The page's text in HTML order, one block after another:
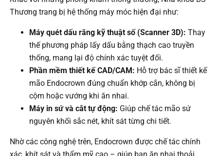
Thương trang bị hệ thống máy móc hiện đại như:
Máy quét dấu răng kỹ thuật số (Scanner 3D): Thay
thế phương pháp lấy dấu bằng thạch cao truyền
thống, mang lại độ chính xác tuyệt đối.
Phần mềm thiết kế CAD/CAM: Hỗ trợ bác sĩ thiết kế
mão Endocrown đúng chuẩn khớp cắn, không bị
cộm hoặc vướng khi ăn nhai.
Máy in sứ và cắt tự động: Giúp chế tác mão sứ
nguyên khối sắc nét, khít sát từng chi tiết.
Nhờ các công nghệ trên, Endocrown được chế tác chính